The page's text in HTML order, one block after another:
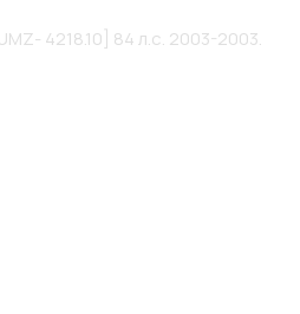
4218.10] 84 л.с. 2003-2003.